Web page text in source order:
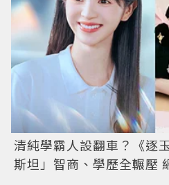
清純學霸人設翻車？《逐
斯坦」智商、學歷全輾壓